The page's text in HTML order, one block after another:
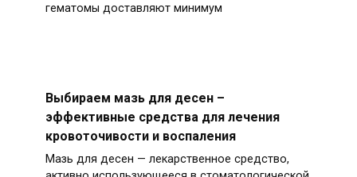
гематомы доставляют минимум
Выбираем мазь для десен –
эффективные средства для лечения
кровоточивости и воспаления
Мазь для десен — лекарственное средство,